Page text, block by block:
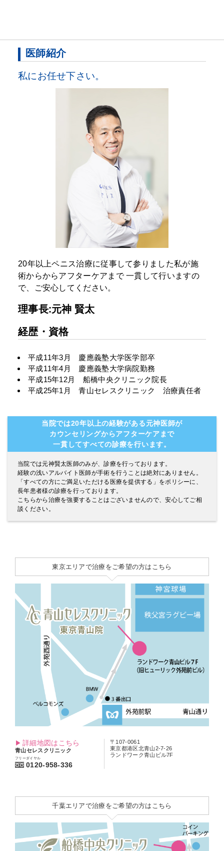
医師紹介
私にお任せ下さい。
20年以上ペニス治療に従事して参りました私が施
術からからアフターケアまで一貫して行いますの
で、ご安心してください。
理事長:元神 賢太
経歴・資格
平成11年3月 慶應義塾大学医学部卒
平成11年4月 慶應義塾大学病院勤務
平成15年12月 船橋中央クリニック院長
平成25年1月 青山セレスクリニック 治療責任者
当院では20年以上の経験がある元神医師が
カウンセリングからアフターケアまで
一貫してすべての診療を行います。
当院では元神賢太医師のみが、診療を行っております。
経験の浅いアルバイト医師が手術を行うことは絶対にありません。
「すべての方にご満足いただける医療を提供する」をポリシーに、
長年患者様の診療を行っております。
こちらから治療を強要することはございませんので、安心してご相
談ください。
東京エリアで治療をご希望の方はこちら
詳細地図はこちら
青山セレスクリニック
フリーダイヤル
0120-958-336
〒107-0061
東京都港区北青山2-7-26
ランドワーク青山ビル7F
千葉エリアで治療をご希望の方はこちら